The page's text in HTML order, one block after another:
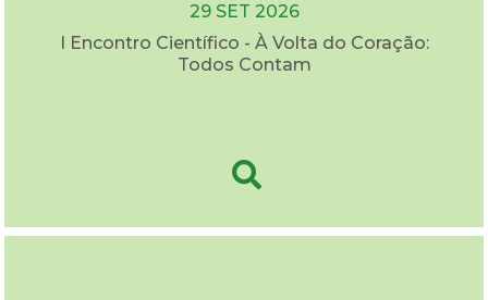
29 SET 2026
I Encontro Científico - À Volta do Coração:
Todos Contam